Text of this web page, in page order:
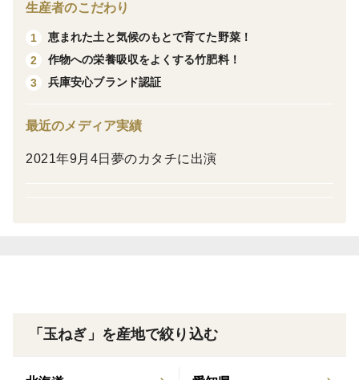
崩れしにくいので料理の名脇役として重宝します。
▼うしろ農園のこだわり
ぎ。加熱するほど甘みと旨味が増します。スライスする
生産者のこだわり
1
恵まれた土と気候のもとで育てた野菜！
2
作物への栄養吸収をよくする竹肥料！
3
兵庫安心ブランド認証
最近のメディア実績
2021年9月4日夢のカタチに出演
「玉ねぎ」を産地で絞り込む